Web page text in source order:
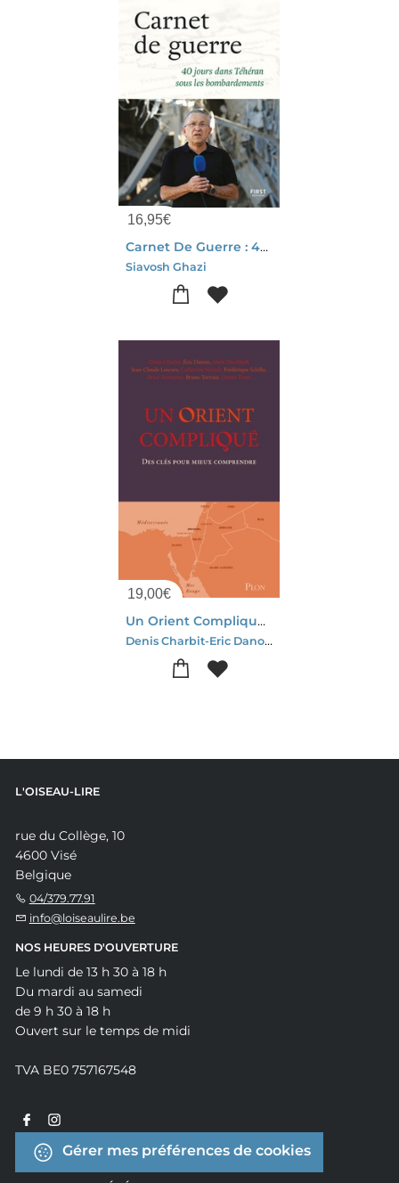
16,95€
Carnet De Guerre : 40 Jours Dans Teheran Sous Les Bombardements
Siavosh Ghazi
19,00€
Un Orient Complique : Des Cles Pour Mieux Comprendre
Denis Charbit-Eric Danon-Alain Dieckhoff-Jean-claude Lescure-Catherine Nicault-Frederique Schillo-Tein
L'OISEAU-LIRE
rue du Collège, 10
4600 Visé
Belgique
04/379.77.91
info@loiseaulire.be
NOS HEURES D'OUVERTURE
Le lundi de 13 h 30 à 18 h
Du mardi au samedi
de 9 h 30 à 18 h
Ouvert sur le temps de midi
TVA BE0 757167548
Gérer mes préférences de cookies